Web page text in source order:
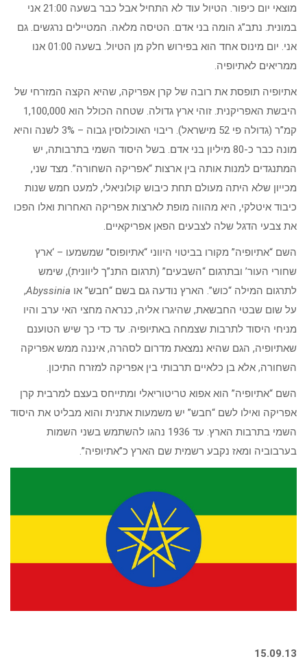
מוצאי יום כיפור. הטיול עוד לא התחיל אבל כבר בשעה 21:00 אני
במונית. נתב”ג הומה בני אדם. הטיסה מלאה. המטיילים נרגשים. גם
אני. יום מינוס אחד הוא בפירוש חלק מן הטיול. בשעה 01:00 אנו
ממריאים לאתיופיה.
אתיופיה תופסת את רובה של קרן אפריקה, שהיא הקצה המזרחי של
היבשת האפריקנית. זוהי ארץ גדולה. שטחה הכולל הוא 1,100,000
קמ”ר (גדולה פי 52 מישראל). ריבוי האוכלוסין גבוה – 3% לשנה והיא
מונה כבר כ-80 מיליון בני אדם. בשל היסוד השמי בתרבותה, יש
המתנגדים למנות אותה בין ארצות “אפריקה השחורה”. מצד שני,
מכייון שלא היתה מעולם תחת כיבוש קולוניאלי, למעט חמש שנות
כיבוד איטלקי, היא מהווה מופת לארצות אפריקה האחרות ואלו הפכו
את צבעי הדגל שלה לצבעים הפאן אפריקאיים.
השם “אתיופיה” מקורו בביטוי היווני “אתיופוס” שמשמעו – ‘ארץ
שחורי העור’ ובתרגום “השבעים” (תרגום התנ”ך ליוונית), שימש
לתרגום המילה “כוש”. הארץ נודעה גם בשם “חבש” או Abyssinia
,
על שום שבטי החבשאת, שהיגרו אליה, כנראה מחצי האי ערב והיו
מניחי היסוד לתרבות שצמחה באתיופיה. עד כדי כך שיש הטוענם
שאתיופיה, הגם שהיא נמצאת מדרום לסהרה, איננה ממש אפריקה
השחורה, אלא בן כלאיים תרבותי בין אפריקה למזרח התיכון.
השם “אתיופיה” הוא אפוא טריטוריאלי ומתייחס בעצם למרבית קרן
אפריקה ואילו לשם “חבש” יש משמעות אתנית והוא מבליט את היסוד
השמי בתרבות הארץ. עד 1936 נהגו להשתמש בשני השמות
בערבוביה ומאז נקבע רשמית שם הארץ כ”אתיופיה”.
15.09.13